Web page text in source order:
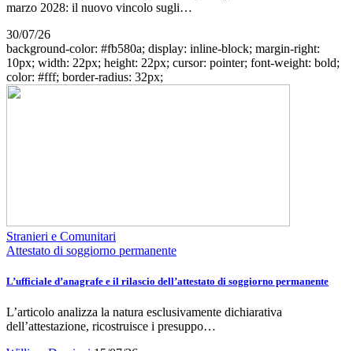
marzo 2028: il nuovo vincolo sugli…
30/07/26
background-color: #fb580a; display: inline-block; margin-right:
10px; width: 22px; height: 22px; cursor: pointer; font-weight: bold;
color: #fff; border-radius: 32px;
Stranieri e Comunitari
Attestato di soggiorno permanente
L’ufficiale d’anagrafe e il rilascio dell’attestato di soggiorno permanente
L’articolo analizza la natura esclusivamente dichiarativa
dell’attestazione, ricostruisce i presuppo…